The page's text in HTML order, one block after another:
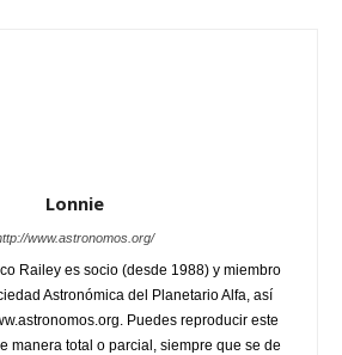
Lonnie
www.astronomos.org/
Railey es socio (desde 1988) y miembro
Astronómica del Planetario Alfa, así
Puedes reproducir este
manera total o parcial, siempre que se de